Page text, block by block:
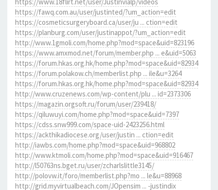
https://fawq.com.au/user/justinted/?um_action=edit
https://cosmeticsurgeryboard.ca/user/ju ... ction=edit
https://planburg.com/user/justinappot/?um_action=edit
http://www.1gmoli.com/home.php?mod=space&uid=823196
https://www.amxmod.net/forum/member.php ... e&uid=5063
https://forum.hkas.org.hk/home.php?mod=space&uid=82934
https://forum.polakow.ch/memberlist.php ... ile&u=3264
https://forum.hkas.org.hk/home.php?mod=space&uid=82934
http://www.cruzenews.com/wp-content/plu ... id=2373306
https://magazin.orgsoft.ru/forum/user/239418/
https://qiluwuyi.com/home.php?mod=space&uid=7397
https://cdss.snw999.com/space-uid-2423256.html
https://ackthikadiocese.org/user/justin ... ction=edit
http://iawbs.com/home.php?mod=space&uid=968802
http://www.ktmoli.com/home.php?mod=space&uid=916467
http://l50763ns.bget.ru/user/zcharlslittle3145/
http://polovw.it/foro/memberlist.php?mo ... le&u=88968
http://grid.myvirtualbeach.com/JOpensim ... -justindix